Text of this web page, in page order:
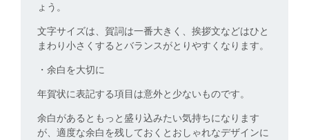
ょう。
文字サイズは、賀詞は一番大きく、挨拶文などはひと
まわり小さくするとバランスがとりやすくなります。
・余白を大切に
年賀状に表記する項目は意外と少ないものです。
余白があるともっと盛り込みたい気持ちになります
が、適度な余白を残しておくとおしゃれなデザインに